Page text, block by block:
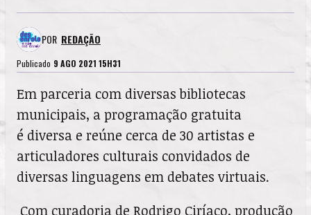
POR REDAÇÃO
Publicado 9 AGO 2021 15H31
Em parceria com diversas bibliotecas
municipais, a programação gratuita
é diversa e reúne cerca de 30 artistas e
articuladores culturais convidados de
diversas linguagens em debates virtuais.
Com curadoria de Rodrigo Ciríaco, produção